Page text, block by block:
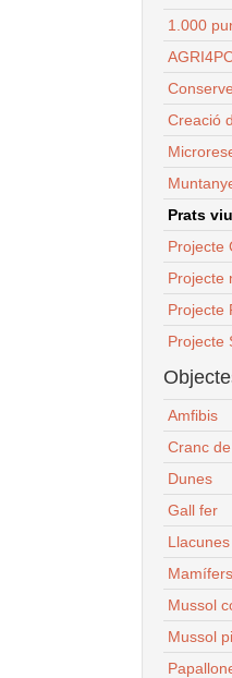
1.000
Creació
Prats
Projecte
Projecte
Projecte
Projecte
Amfibis
Cranc
Dunes
Gall fer
Mussol
Mussol